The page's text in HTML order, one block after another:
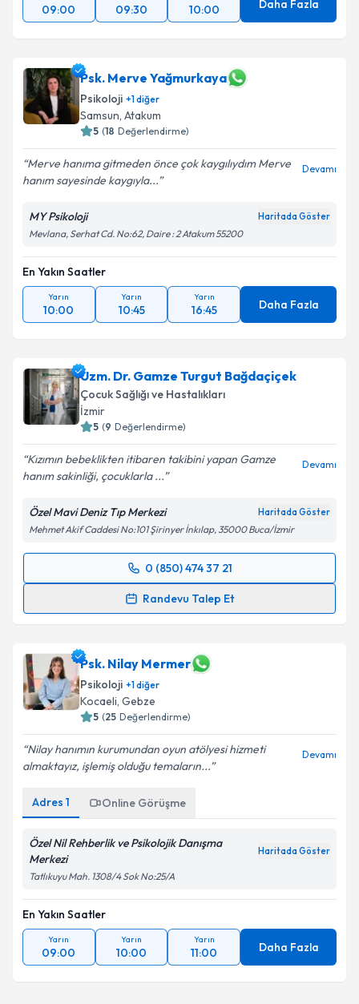
09:00 09:30 10:00 Daha Fazla
Psk. Merve Yağmurkaya
Psikoloji +1diğer
Samsun, Atakum
5 (18 Değerlendirme)
Merve hanıma gitmeden önce çok kaygılıydım Merve
hanım sayesinde kaygıyla...
Devamı
MY Psikoloji Haritada Göster
Mevlana, Serhat Cd. No:62, Daire : 2 Atakum 55200
En Yakın Saatler
Yarın
10:00
Yarın
10:45
Yarın
16:45 Daha Fazla
Uzm. Dr. Gamze Turgut Bağdaçiçek
Çocuk Sağlığı ve Hastalıkları
İzmir
5 (9 Değerlendirme)
Kızımın bebeklikten itibaren takibini yapan Gamze
hanım sakinliği, çocuklarla ...
Devamı
Özel Mavi Deniz Tıp Merkezi Haritada Göster
Mehmet Akif Caddesi No:101 Şirinyer İnkılap, 35000 Buca/İzmir
0 (850) 474 37 21
Randevu Talep Et
Randevu Takvimi Talebi
almanız için bir takvim hazırlandığında e-posta ile
bilgilendireceğiz.
E-posta Adresiniz
Metni'ni okudum ve kişisel verilerimin belirtilen
kapsamda işlenmesini kabul ediyorum.
Takvim Talebini Gönder
Psk. Nilay Mermer
Psikoloji +1diğer
Kocaeli, Gebze
5 (25 Değerlendirme)
Nilay hanımın kurumundan oyun atölyesi hizmeti
almaktayız, işlemiş olduğu temaların...
Devamı
Adres 1 Online Görüşme
Özel Nil Rehberlik ve Psikolojik Danışma
Merkezi
Haritada Göster
Tatlıkuyu Mah. 1308/4 Sok No:25/A
En Yakın Saatler
Yarın
09:00
Yarın
10:00
Yarın
11:00 Daha Fazla